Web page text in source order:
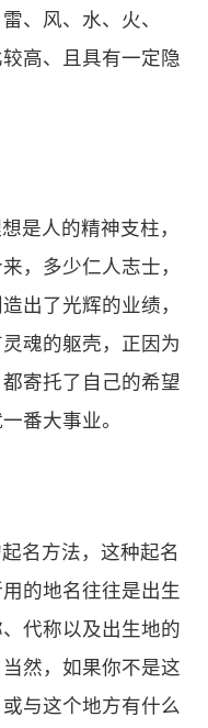
、风、水、火、
高、且具有一定隐
是人的精神支柱，
，多少仁人志士，
出了光辉的业绩，
魂的躯壳，正因为
寄托了自己的希望
番大事业。
名方法，这种起名
的地名往往是出生
代称以及出生地的
然，如果你不是这
与这个地方有什么